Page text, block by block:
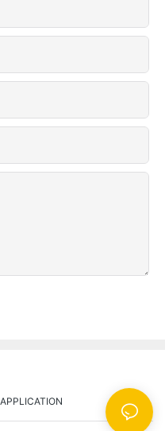
APPLICATION